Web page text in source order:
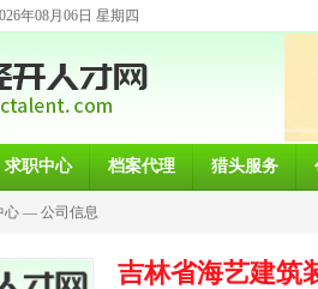
年08月06日 星期四
求职中心 档案代理 猎头服务
心 — 公司信息
吉林省海艺建筑